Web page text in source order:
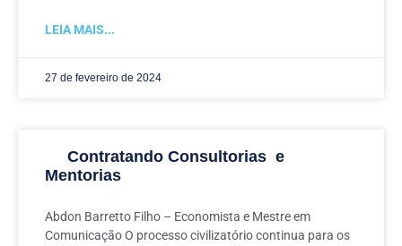
LEIA MAIS...
27 de fevereiro de 2024
Contratando Consultorias e
Mentorias
Abdon Barretto Filho – Economista e Mestre em
Comunicação O processo civilizatório continua para os